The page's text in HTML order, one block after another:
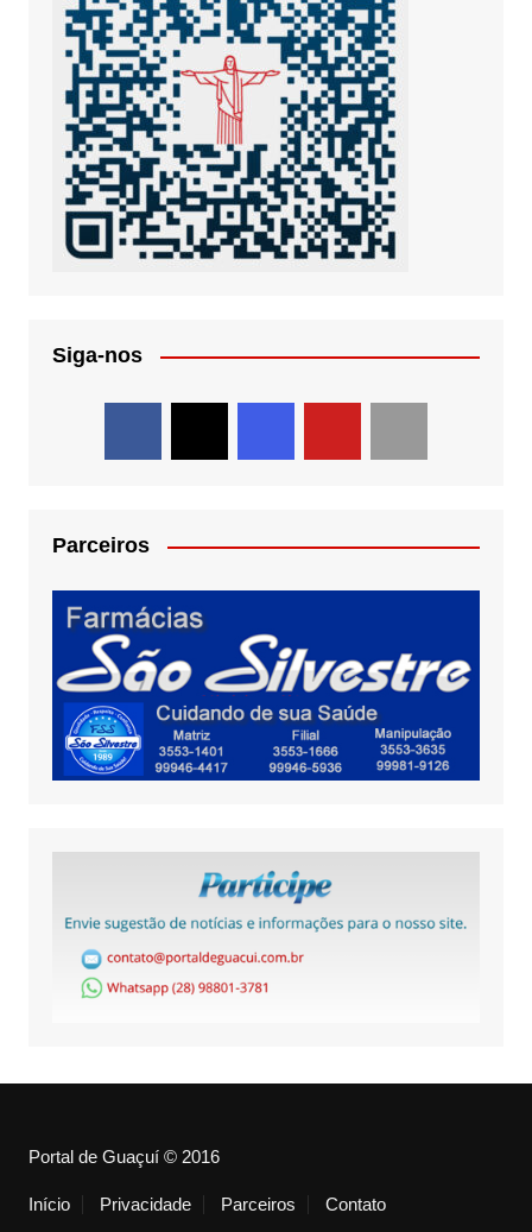
Siga-nos
Parceiros
Portal de Guaçuí © 2016
Início Privacidade Parceiros Contato